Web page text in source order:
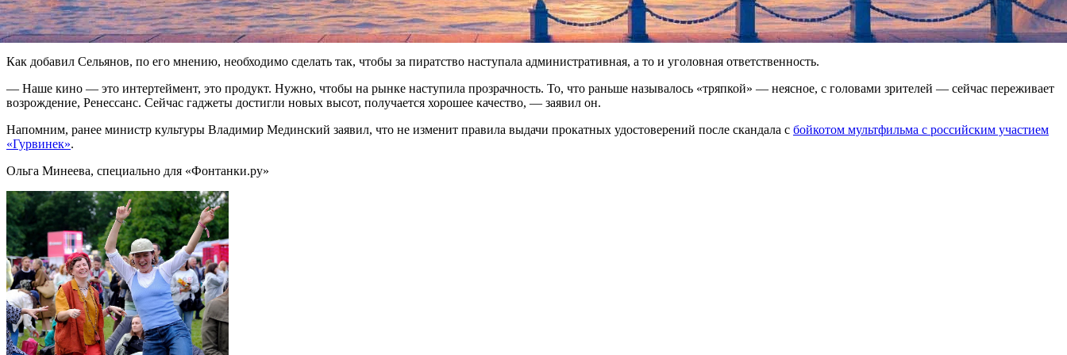
— Несмотря на меморандум, который подписан правообладателями с поисковыми машинами с другой стороны, с «Яндексом», этот меморандум выполняется неудовлетворительно.
Правильно, мы считаем, это оформить законодательно.
Как добавил Сельянов, по его мнению, необходимо сделать так, чтобы за пиратство наступала административная, а то и уголовная ответственность.
— Наше кино — это интертеймент, это продукт. Нужно, чтобы на рынке наступила прозрачность. То, что раньше называлось «тряпкой» — неясное, с головами зрителей — сейчас переживает
возрождение, Ренессанс. Сейчас гаджеты достигли новых высот, получается хорошее качество, — заявил он.
Напомним, ранее министр культуры Владимир Мединский заявил, что не изменит правила выдачи прокатных удостоверений после скандала с бойкотом мультфильма с российским участием
«Гурвинек».
Ольга Минеева, специально для «Фонтанки.ру»